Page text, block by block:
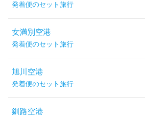
発着便のセット旅行
女満別空港
発着便のセット旅行
旭川空港
発着便のセット旅行
釧路空港